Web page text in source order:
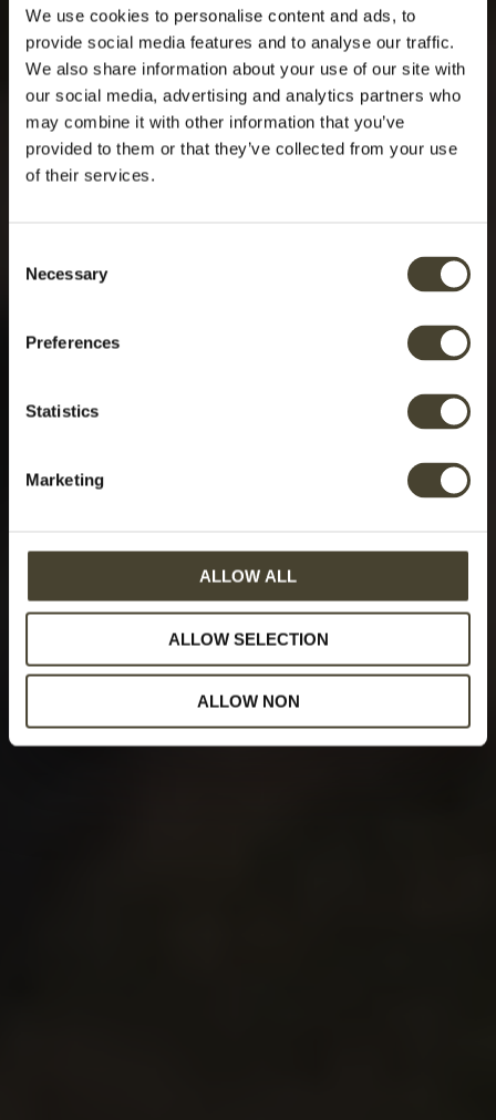
We use cookies to personalise content and ads, to
provide social media features and to analyse our traffic.
We also share information about your use of our site with
our social media, advertising and analytics partners who
may combine it with other information that you’ve
provided to them or that they’ve collected from your use
of their services.
Selection
Necessary
Preferences
Statistics
Marketing
ALLOW ALL
ALLOW SELECTION
ALLOW NON